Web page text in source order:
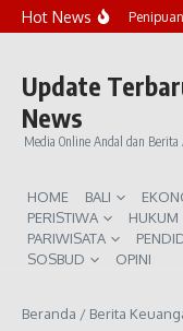
Lewati ke konten
Hot NewsMarak
Update
News
Media Online Andal dan
HOME BALI
PERISTIWA
HUKUM
PARIWISATA
SOSBUD
OPINI
Beranda / Berita